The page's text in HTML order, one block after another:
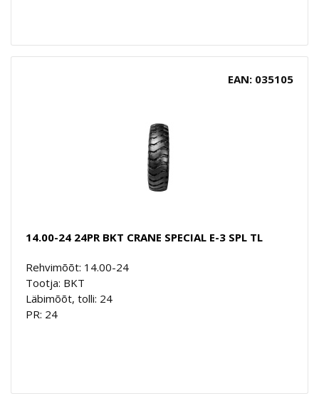
EAN: 035105
14.00-24 24PR BKT CRANE SPECIAL E-3 SPL TL
Rehvimõõt: 14.00-24
Tootja: BKT
Läbimõõt, tolli: 24
PR: 24